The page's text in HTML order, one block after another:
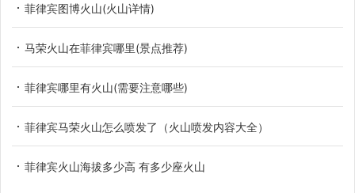
菲律宾图博火山(火山详情)
马荣火山在菲律宾哪里(景点推荐)
菲律宾哪里有火山(需要注意哪些)
菲律宾马荣火山怎么喷发了（火山喷发内容大全）
菲律宾火山海拔多少高 有多少座火山